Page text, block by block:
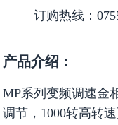
订购热线：
产品介绍：
MP系列变频调速金
调节，1000转高转